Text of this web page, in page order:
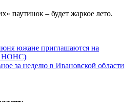
паутинок – будет жаркое лето.
южане приглашаются на
за неделю в Ивановской области